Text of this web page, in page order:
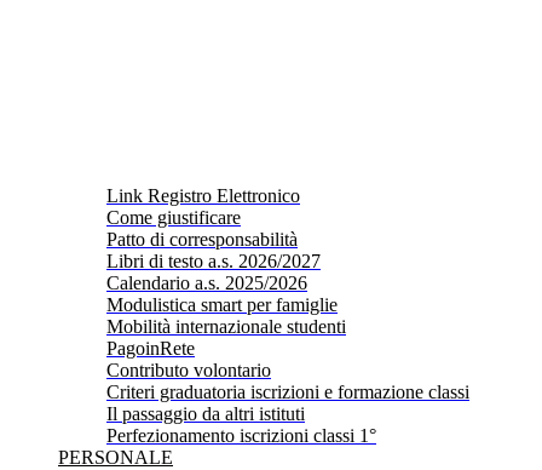
Link Registro Elettronico
Come giustificare
Patto di corresponsabilità
Libri di testo a.s. 2026/2027
Calendario a.s. 2025/2026
Modulistica smart per famiglie
Mobilità internazionale studenti
PagoinRete
Contributo volontario
Criteri graduatoria iscrizioni e formazione classi
Il passaggio da altri istituti
Perfezionamento iscrizioni classi 1°
PERSONALE